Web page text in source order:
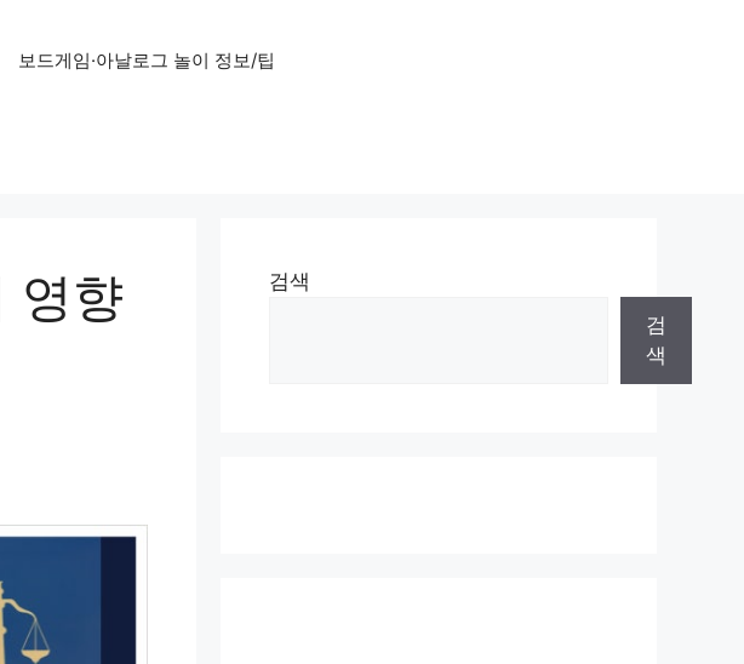
보드게임·아날로그 놀이 정보/팁
영향
검색
검
색